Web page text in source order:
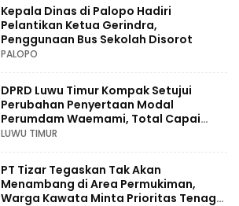
Kepala Dinas di Palopo Hadiri
Pelantikan Ketua Gerindra,
Penggunaan Bus Sekolah Disorot
PALOPO
DPRD Luwu Timur Kompak Setujui
Perubahan Penyertaan Modal
Perumdam Waemami, Total Capai
Rp131,68 Miliar Hingga 2030
LUWU TIMUR
PT Tizar Tegaskan Tak Akan
Menambang di Area Permukiman,
Warga Kawata Minta Prioritas Tenaga